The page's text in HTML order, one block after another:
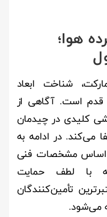
هوا؛
شناخت ابعاد
قدم است. آگاهی از
کلیدی در چیدمان
می‌کند. در ادامه به
اساس مشخصات فنی
با لطف حمایت
تأمین‌کنندگان
می‌شود.